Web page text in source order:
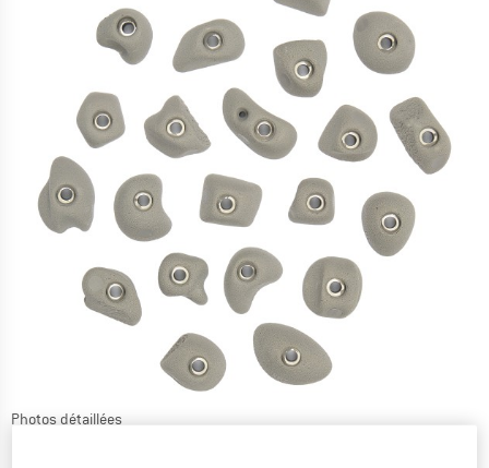
Photos détaillées